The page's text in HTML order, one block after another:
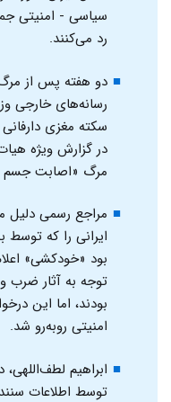
سیاسی - امنیتی
رد می‌کنند.
دو هفته پس از
رسانه‌های خارجی
سکته مغزی
در گزارش ویژه
مرگ «اصابت جسم
مراجع رسمی دلیل
ایرانی را که
بود «خودکشی»
توجه به آثار ضرب
بودند، اما این
امنیتی رو‌به‌رو شد.
ابراهیم